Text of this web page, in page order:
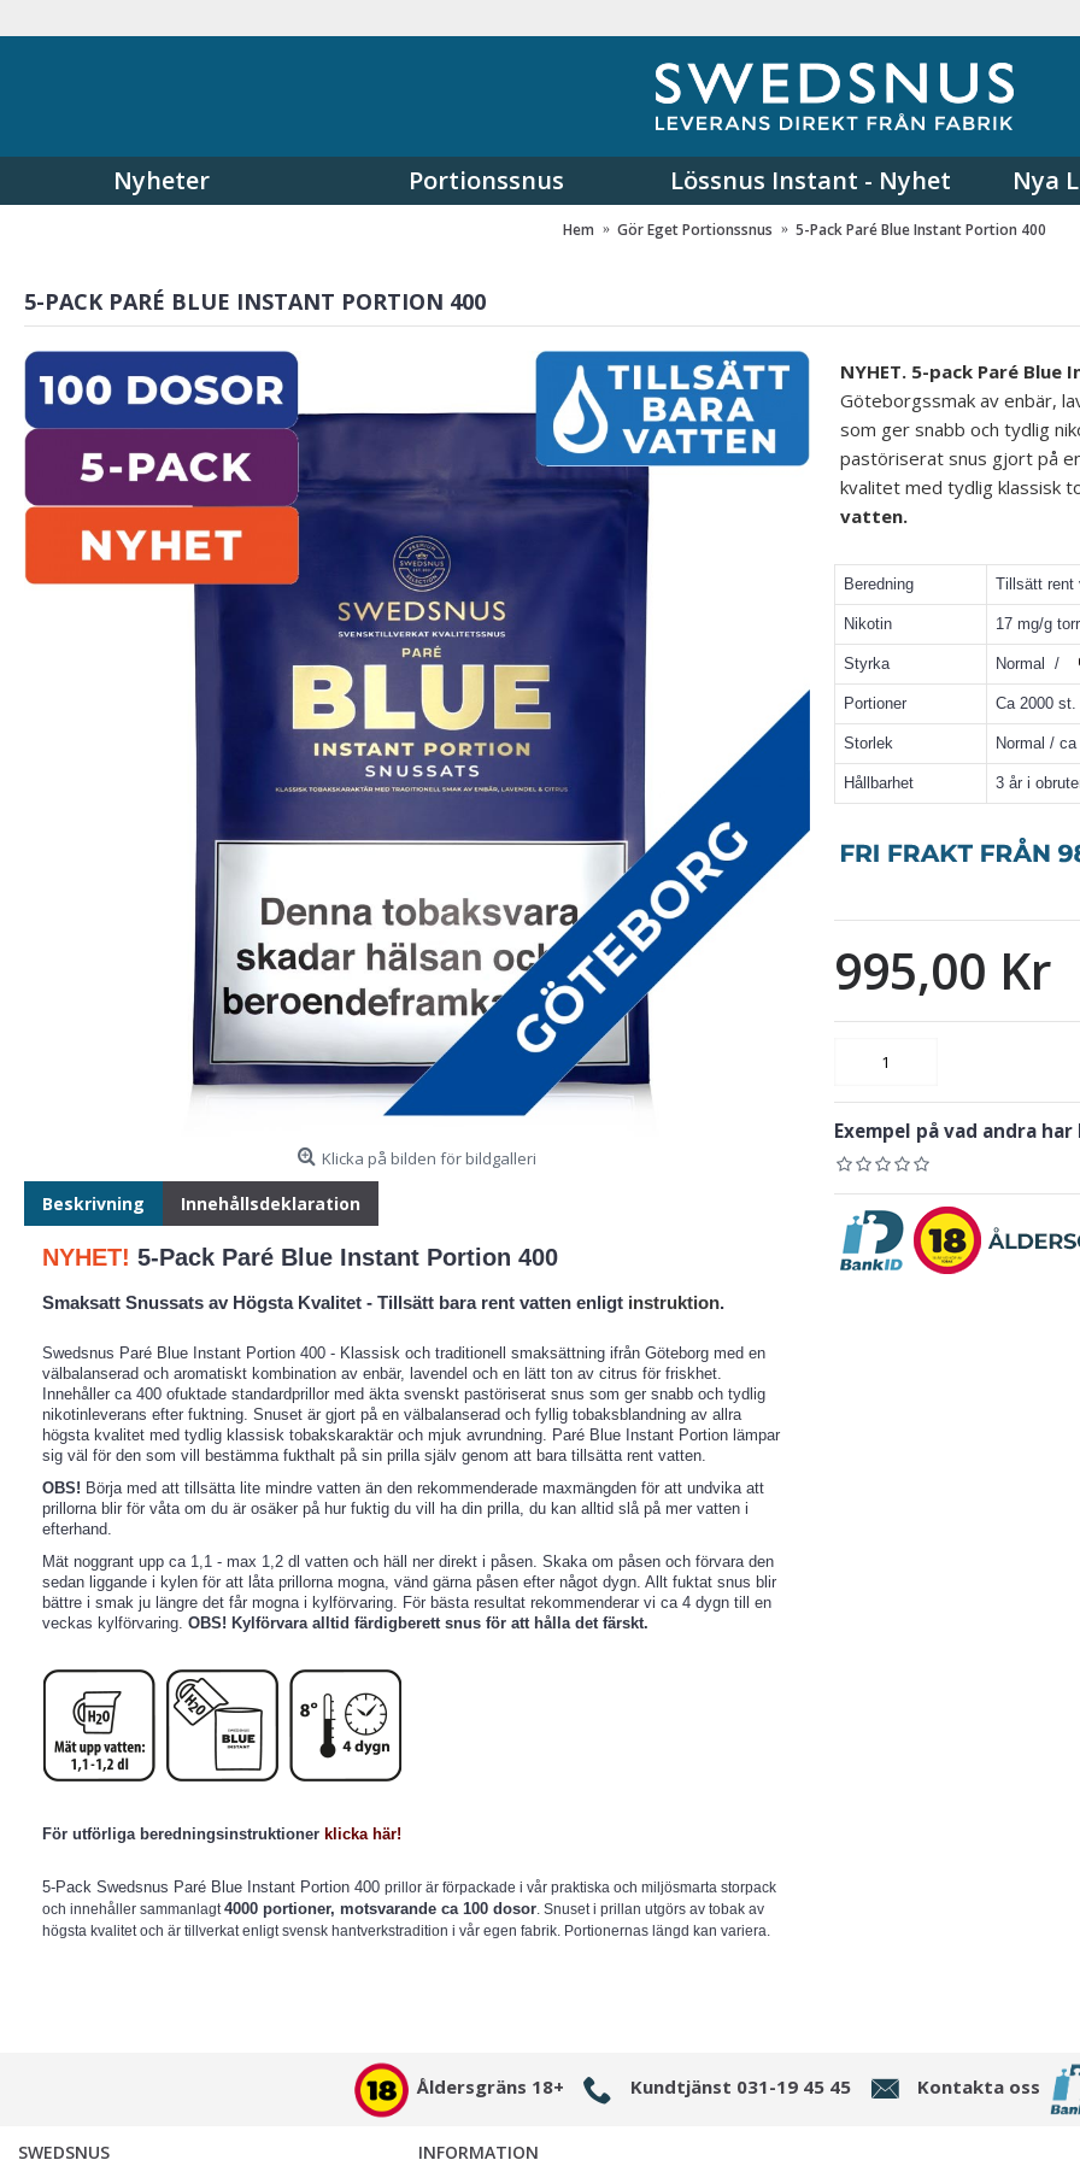
Nyheter Portionssnus Lössnus Instant - Nyhet Nya
Hem Gör Eget Portionssnus 5-Pack Paré Blue Instant Portion 400
5-PACK PARÉ BLUE INSTANT PORTION 400
Klicka på bilden för bildgalleri
Beskrivning Innehållsdeklaration
NYHET! 5-Pack Paré Blue Instant Portion 400
Smaksatt Snussats av Högsta Kvalitet - Tillsätt bara rent vatten enligt instruktion.
Swedsnus Paré Blue Instant Portion 400 - Klassisk och traditionell smaksättning ifrån Göteborg med en
välbalanserad och aromatiskt kombination av enbär, lavendel och en lätt ton av citrus för friskhet.
Innehåller ca 400 ofuktade standardprillor med äkta svenskt pastöriserat snus som ger snabb och tydlig
nikotinleverans efter fuktning. Snuset är gjort på en välbalanserad och fyllig tobaksblandning av allra
högsta kvalitet med tydlig klassisk tobakskaraktär och mjuk avrundning. Paré Blue Instant Portion lämpar
sig väl för den som vill bestämma fukthalt på sin prilla själv genom att bara tillsätta rent vatten.
OBS! Börja med att tillsätta lite mindre vatten än den rekommenderade maxmängden för att undvika att
prillorna blir för våta om du är osäker på hur fuktig du vill ha din prilla, du kan alltid slå på mer vatten i
efterhand.
Mät noggrant upp ca 1,1 - max 1,2 dl vatten och häll ner direkt i påsen. Skaka om påsen och förvara den
sedan liggande i kylen för att låta prillorna mogna, vänd gärna påsen efter något dygn. Allt fuktat snus blir
bättre i smak ju längre det får mogna i kylförvaring. För bästa resultat rekommenderar vi ca 4 dygn till en
veckas kylförvaring. OBS! Kylförvara alltid färdigberett snus för att hålla det färskt.
För utförliga beredningsinstruktioner klicka här!
5-Pack Swedsnus Paré Blue Instant Portion 400 prillor är förpackade i vår praktiska och miljösmarta storpack
och innehåller sammanlagt4000 portioner, motsvarande ca 100 dosor. Snuset i prillan utgörs av tobak av
högsta kvalitet och är tillverkat enligt svensk hantverkstradition i vår egen fabrik. Portionernas längd kan variera.
NYHET. 5-pack Paré
Göteborgssmak av enbär,
som ger snabb och tydlig
pastöriserat snus gjort på
kvalitet med tydlig klassisk
vatten.
Beredning Tillsätt
Nikotin 17 mg/g
Styrka Normal /
Portioner Ca 2000
Storlek Normal /
Hållbarhet 3 år i
995,00 Kr
Exempel på vad andra
Åldersgräns 18+ Kundtjänst 031-19 45 45 Kontakta oss
SWEDSNUS INFORMATION